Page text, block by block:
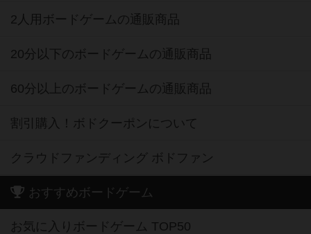
2人用ボードゲームの通販商品
20分以下のボードゲームの通販商品
60分以上のボードゲームの通販商品
割引購入！ボドクーポンについて
クラウドファンディング ボドファン
おすすめボードゲーム
お気に入りボードゲーム TOP50